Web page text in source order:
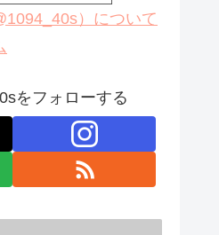
）について
をフォローする